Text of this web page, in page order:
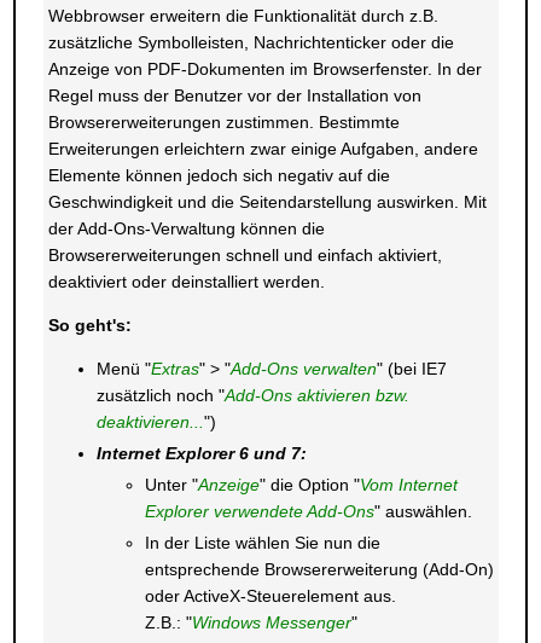
Webbrowser erweitern die Funktionalität durch z.B.
zusätzliche Symbolleisten, Nachrichtenticker oder die
Anzeige von PDF-Dokumenten im Browserfenster. In der
Regel muss der Benutzer vor der Installation von
Browsererweiterungen zustimmen. Bestimmte
Erweiterungen erleichtern zwar einige Aufgaben, andere
Elemente können jedoch sich negativ auf die
Geschwindigkeit und die Seitendarstellung auswirken. Mit
der Add-Ons-Verwaltung können die
Browsererweiterungen schnell und einfach aktiviert,
deaktiviert oder deinstalliert werden.
So geht's:
Menü "Extras" > "Add-Ons verwalten" (bei IE7
zusätzlich noch "Add-Ons aktivieren bzw.
deaktivieren... ")
Internet Explorer 6 und 7:
Unter "Anzeige" die Option "Vom Internet
Explorer verwendete Add-Ons" auswählen.
In der Liste wählen Sie nun die
entsprechende Browsererweiterung (Add-On)
oder ActiveX-Steuerelement aus.
Z.B.: "Windows Messenger"